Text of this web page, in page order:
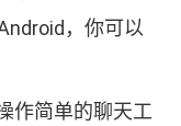
，你可以
作简单的聊天工